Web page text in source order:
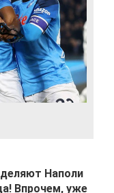
Наполи
Впрочем, уже